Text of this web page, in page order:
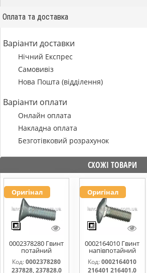
Оплата та доставка
Варіанти доставки
Нічний Експрес
Самовивіз
Нова Пошта (відділення)
Варіанти оплати
Онлайн оплата
Накладна оплата
Безготівковий розрахунок
СХОЖІ ТОВАРИ
Оригінал
0002378280 Гвинт
потайний
M10x30 237828,
237828.0
Код:0002378280
237828, 237828.0
Оригінал
0002164010 Гвинт
напівпотайний
М10х25х20
216401 216401.0
Код: 0002164010
216401 216401.0